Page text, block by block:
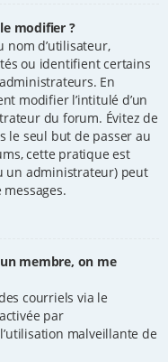
modifier ?
nom d’utilisateur,
ou identifient certains
En
modifier l’intitulé d’un
du forum. Évitez de
le seul but de passer au
cette pratique est
un administrateur) peut
membre, on me
courriels via le
par
malveillante de